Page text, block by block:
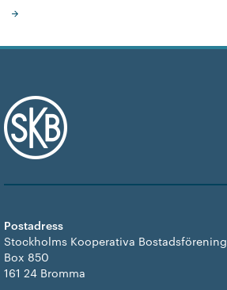
Postadress
Stockholms Kooperativa Bostadsförening
Box 850
161 24 Bromma